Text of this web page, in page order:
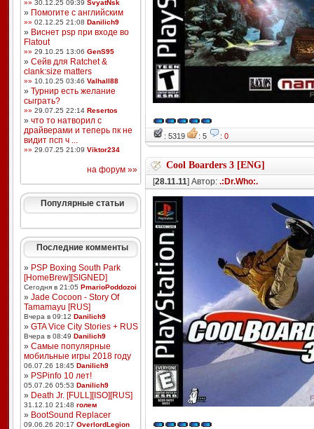
»» 30.12.25 09:39 SvyatNsk
» Помогите с английским
»» 02.12.25 21:08 Danilich9
» Виснет psp при входе во
Flatout
»» 29.10.25 13:06 GenS95
» Сейв для Ratchet &
clank:size matters
»» 10.10.25 03:46 Valhall88
» Турнир есть желание
сыграть?
»» 29.07.25 22:14 Resertos
» что то натворил с
драйверами и теперь пк не
видит псп ч ...
»» 29.07.25 21:09 Viktor234
на форум »»
Популярные статьи
Последние комменты
» PSP Boxing South Park
[HomeBrew][SIGNED]
Сегодня в 21:05 PmarioPoddozoi
» Jade Cocoon - Story Of
Tamamayu [RUS]
Вчера в 09:12 Danilich9
» GTA Vice City Stories + RUS
Вчера в 08:49 Danilich9
» Самые популярные
мобильные игры 2018 году
06.07.26 18:45 Danilich9
» PSPinfo 10 лет!
05.07.26 05:53 Danilich9
» Death Jr. [FULL][ISO][RUS]
31.12.10 21:48 голем
» BootSound Replacer
09.06.26 20:17 OverlordLegion
: 5319 : 5 : 0
Cool Boarders 3 [ENG]
[28.11.11] Автор: .:Dr.Who:.